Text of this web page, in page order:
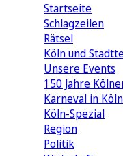
Startseite
Schlagzeilen
Rätsel
Köln und
Unsere Events
150 Jahre
Karneval in Köln
Köln-Spezial
Region
Politik